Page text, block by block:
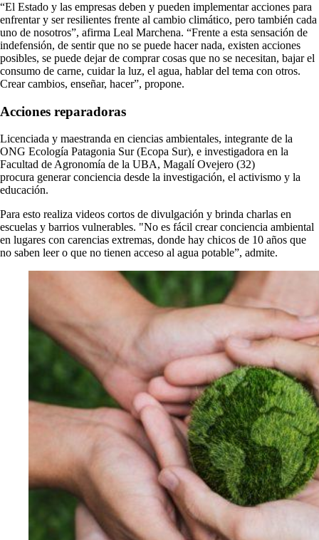
“El Estado y las empresas deben y pueden implementar acciones para
enfrentar y ser resilientes frente al cambio climático, pero también cada
uno de nosotros”, afirma Leal Marchena. “Frente a esta sensación de
indefensión, de sentir que no se puede hacer nada, existen acciones
posibles, se puede dejar de comprar cosas que no se necesitan, bajar el
consumo de carne, cuidar la luz, el agua, hablar del tema con otros.
Crear cambios, enseñar, hacer”, propone.
Acciones reparadoras
Licenciada y maestranda en ciencias ambientales, integrante de la
ONG Ecología Patagonia Sur (Ecopa Sur), e investigadora en la
Facultad de Agronomía de la UBA, Magalí Ovejero (32)
procura generar conciencia desde la investigación, el activismo y la
educación.
Para esto realiza videos cortos de divulgación y brinda charlas en
escuelas y barrios vulnerables. "No es fácil crear conciencia ambiental
en lugares con carencias extremas, donde hay chicos de 10 años que
no saben leer o que no tienen acceso al agua potable”, admite.